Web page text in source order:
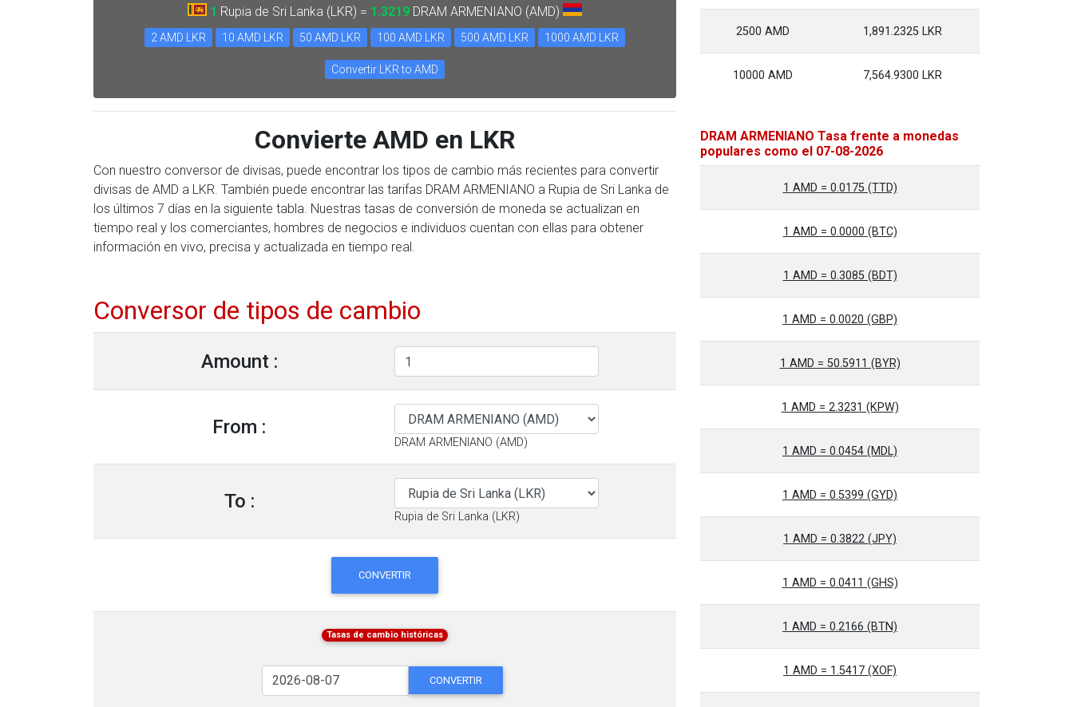
1 Rupia de Sri Lanka (LKR) = 1.3219 DRAM ARMENIANO (AMD)
2 AMD LKR 10 AMD LKR 50 AMD LKR 100 AMD LKR 500 AMD LKR 1000 AMD LKR
Convertir LKR to AMD
Convierte AMD en LKR
Con nuestro conversor de divisas, puede encontrar los tipos de cambio más recientes para convertir
divisas de AMD a LKR. También puede encontrar las tarifas DRAM ARMENIANO a Rupia de Sri Lanka de
los últimos 7 días en la siguiente tabla. Nuestras tasas de conversión de moneda se actualizan en
tiempo real y los comerciantes, hombres de negocios e individuos cuentan con ellas para obtener
información en vivo, precisa y actualizada en tiempo real.
Conversor de tipos de cambio
Amount :
From :
DRAM ARMENIANO (AMD)
To :
Rupia de Sri Lanka (LKR)
CONVERTIR
Tasas de cambio históricas
CONVERTIR
2500 AMD 1,891.2325 LKR
10000 AMD 7,564.9300 LKR
DRAM ARMENIANO Tasa frente a monedas
populares como el 07-08-2026
1 AMD = 0.0175 (TTD)
1 AMD = 0.0000 (BTC)
1 AMD = 0.3085 (BDT)
1 AMD = 0.0020 (GBP)
1 AMD = 50.5911 (BYR)
1 AMD = 2.3231 (KPW)
1 AMD = 0.0454 (MDL)
1 AMD = 0.5399 (GYD)
1 AMD = 0.3822 (JPY)
1 AMD = 0.0411 (GHS)
1 AMD = 0.2166 (BTN)
1 AMD = 1.5417 (XOF)